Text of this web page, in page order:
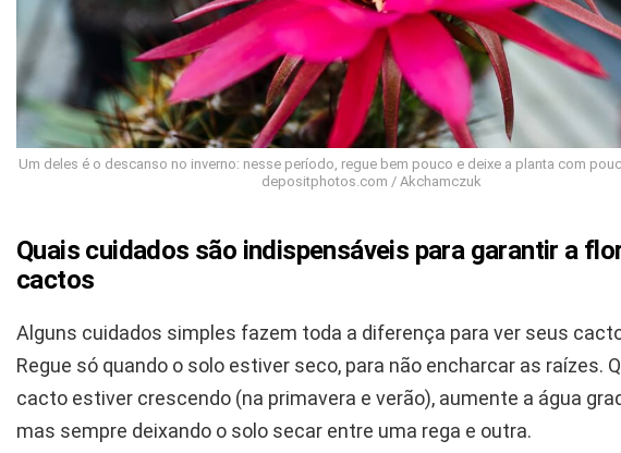
Um deles é o descanso no inverno: nesse período, regue bem pouco e deixe a planta com
depositphotos.com / Akchamczuk
Quais cuidados são indispensáveis para garantir a
cactos
Alguns cuidados simples fazem toda a diferença para ver seus
Regue só quando o solo estiver seco, para não encharcar as raízes.
cacto estiver crescendo (na primavera e verão), aumente a água
mas sempre deixando o solo secar entre uma rega e outra.